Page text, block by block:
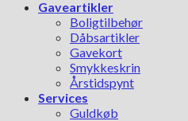
Gaveartikler
Boligtilbehør
Dåbsartikler
Gavekort
Smykkeskrin
Årstidspynt
Services
Guldkøb